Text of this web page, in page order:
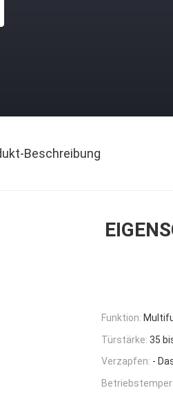
Beschreibung
Funktion:
Türstärke: 35
Verzapfen: -